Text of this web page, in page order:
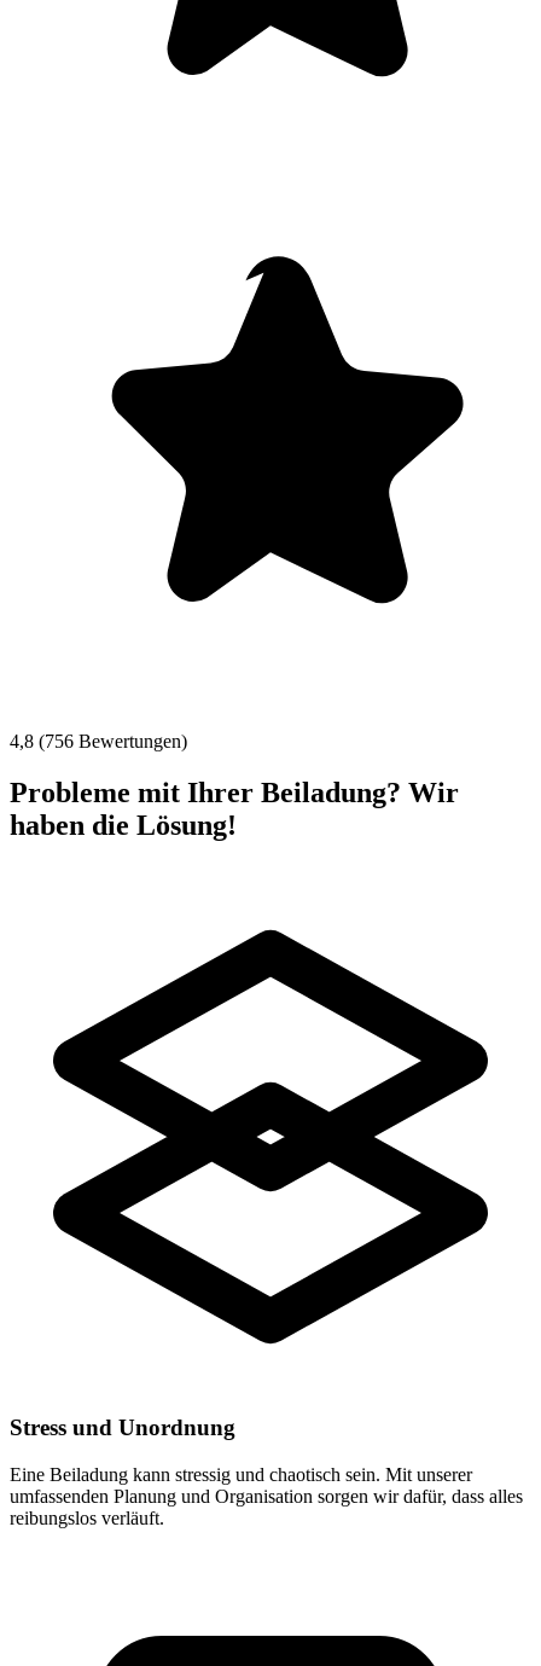
4,8 (756 Bewertungen)
Probleme mit Ihrer Beiladung? Wir
haben die Lösung!
Stress und Unordnung
Eine Beiladung kann stressig und chaotisch sein. Mit unserer
umfassenden Planung und Organisation sorgen wir dafür, dass alles
reibungslos verläuft.